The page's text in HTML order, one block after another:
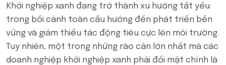
Khởi nghiệp xanh đang trở thành xu hướng tất yếu
trong bối cảnh toàn cầu hướng đến phát triển bền
vững và giảm thiểu tác động tiêu cực lên môi trường.
Tuy nhiên, một trong những rào cản lớn nhất mà các
doanh nghiệp khởi nghiệp xanh phải đối mặt chính là